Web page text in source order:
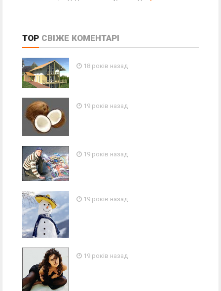
TOP СВІЖЕ КОМЕНТАРІ
18 років назад
19 років назад
19 років назад
19 років назад
19 років назад